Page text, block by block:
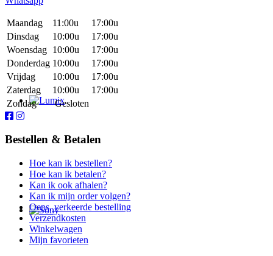
Maandag 11:00u
17:00u
Dinsdag
10:00u
17:00u
Woensdag 10:00u
17:00u
Donderdag 10:00u
17:00u
Vrijdag
10:00u
17:00u
Zaterdag
10:00u
17:00u
Zondag
Gesloten
Bestellen & Betalen
Hoe kan ik bestellen?
Hoe kan ik betalen?
Kan ik ook afhalen?
Kan ik mijn order volgen?
Oeps, verkeerde bestelling
Verzendkosten
Winkelwagen
Mijn favorieten